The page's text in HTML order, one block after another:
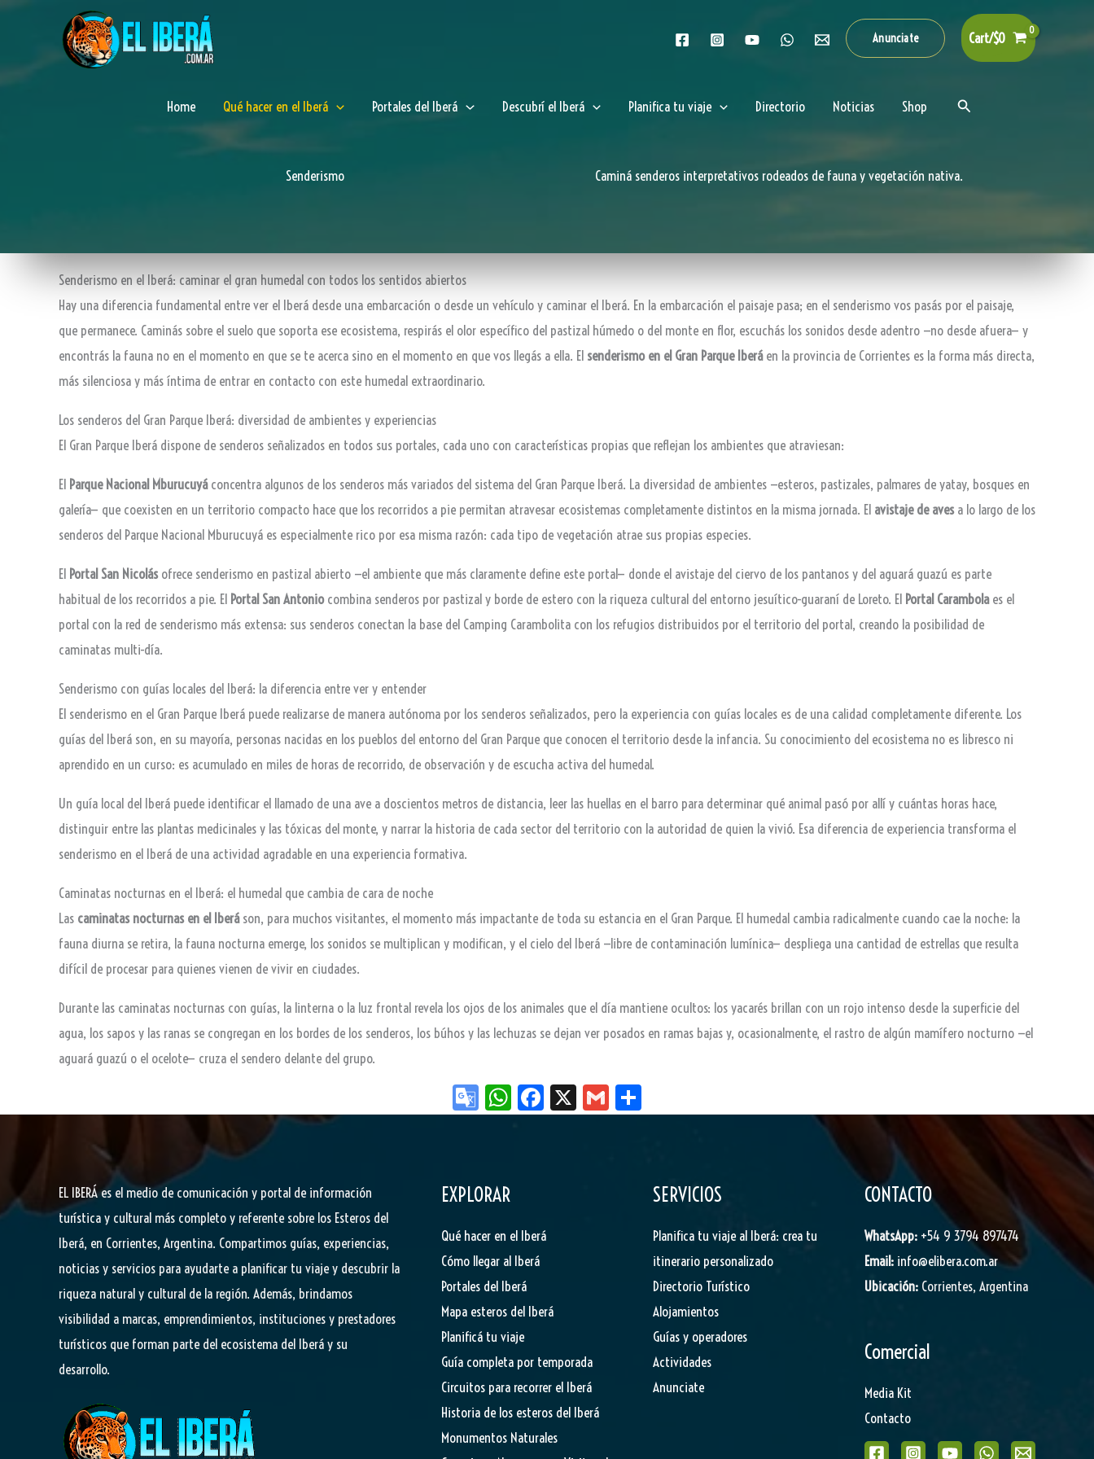
Ir
Anunciate Cart/$0
Home Qué hacer en el Iberá Portales del Iberá Descubrí el Iberá Planifica tu viaje Directorio Noticias Shop Buscar
Senderismo Caminá senderos interpretativos rodeados de fauna y vegetación nativa.
Senderismo en el Iberá: caminar el gran humedal con todos los sentidos abiertos
Hay una diferencia fundamental entre ver el Iberá desde una embarcación o desde un vehículo y caminar el Iberá. En la embarcación el paisaje pasa; en el senderismo vos pasás por el paisaje,
que permanece. Caminás sobre el suelo que soporta ese ecosistema, respirás el olor específico del pastizal húmedo o del monte en flor, escuchás los sonidos desde adentro —no desde afuera— y
encontrás la fauna no en el momento en que se te acerca sino en el momento en que vos llegás a ella. El senderismo en el Gran Parque Iberáen la provincia de Corrientes es la forma más directa,
más silenciosa y más íntima de entrar en contacto con este humedal extraordinario.
Los senderos del Gran Parque Iberá: diversidad de ambientes y experiencias
El Gran Parque Iberá dispone de senderos señalizados en todos sus portales, cada uno con características propias que reflejan los ambientes que atraviesan:
El Parque Nacional Mburucuyáconcentra algunos de los senderos más variados del sistema del Gran Parque Iberá. La diversidad de ambientes —esteros, pastizales, palmares de yatay, bosques en
galería— que coexisten en un territorio compacto hace que los recorridos a pie permitan atravesar ecosistemas completamente distintos en la misma jornada. El avistaje de avesa lo largo de los
senderos del Parque Nacional Mburucuyá es especialmente rico por esa misma razón: cada tipo de vegetación atrae sus propias especies.
El Portal San Nicolásofrece senderismo en pastizal abierto —el ambiente que más claramente define este portal— donde el avistaje del ciervo de los pantanos y del aguará guazú es parte
habitual de los recorridos a pie. El Portal San Antoniocombina senderos por pastizal y borde de estero con la riqueza cultural del entorno jesuítico-guaraní de Loreto. El Portal Carambolaes el
portal con la red de senderismo más extensa: sus senderos conectan la base del Camping Carambolita con los refugios distribuidos por el territorio del portal, creando la posibilidad de
caminatas multi-día.
Senderismo con guías locales del Iberá: la diferencia entre ver y entender
El senderismo en el Gran Parque Iberá puede realizarse de manera autónoma por los senderos señalizados, pero la experiencia con guías locales es de una calidad completamente diferente. Los
guías del Iberá son, en su mayoría, personas nacidas en los pueblos del entorno del Gran Parque que conocen el territorio desde la infancia. Su conocimiento del ecosistema no es libresco ni
aprendido en un curso: es acumulado en miles de horas de recorrido, de observación y de escucha activa del humedal.
Un guía local del Iberá puede identificar el llamado de una ave a doscientos metros de distancia, leer las huellas en el barro para determinar qué animal pasó por allí y cuántas horas hace,
distinguir entre las plantas medicinales y las tóxicas del monte, y narrar la historia de cada sector del territorio con la autoridad de quien la vivió. Esa diferencia de experiencia transforma el
senderismo en el Iberá de una actividad agradable en una experiencia formativa.
Caminatas nocturnas en el Iberá: el humedal que cambia de cara de noche
Las caminatas nocturnas en el Iberáson, para muchos visitantes, el momento más impactante de toda su estancia en el Gran Parque. El humedal cambia radicalmente cuando cae la noche: la
fauna diurna se retira, la fauna nocturna emerge, los sonidos se multiplican y modifican, y el cielo del Iberá —libre de contaminación lumínica— despliega una cantidad de estrellas que resulta
difícil de procesar para quienes vienen de vivir en ciudades.
Durante las caminatas nocturnas con guías, la linterna o la luz frontal revela los ojos de los animales que el día mantiene ocultos: los yacarés brillan con un rojo intenso desde la superficie del
agua, los sapos y las ranas se congregan en los bordes de los senderos, los búhos y las lechuzas se dejan ver posados en ramas bajas y, ocasionalmente, el rastro de algún mamífero nocturno —el
aguará guazú o el ocelote— cruza el sendero delante del grupo.
Go
og
an
sla
te
W
ha
Fa
ce
X
G
m ar
EL IBERÁes el medio de comunicación y portal de información
turística y cultural más completo y referente sobre los Esteros del
Iberá, en Corrientes, Argentina. Compartimos guías, experiencias,
noticias y servicios para ayudarte a planificar tu viaje y descubrir la
riqueza natural y cultural de la región. Además, brindamos
visibilidad a marcas, emprendimientos, instituciones y prestadores
turísticos que forman parte del ecosistema del Iberá y su
desarrollo.
EXPLORAR
Qué hacer en el Iberá
Cómo llegar al Iberá
Portales del Iberá
Mapa esteros del Iberá
Planificá tu viaje
Guía completa por temporada
Circuitos para recorrer el Iberá
Historia de los esteros del Iberá
Monumentos Naturales
SERVICIOS
Planifica tu viaje al Iberá: crea tu
itinerario personalizado
Directorio Turístico
Alojamientos
Guías y operadores
Actividades
Anunciate
CONTACTO
WhatsApp: +54 9 3794 897474
Email: info@elibera.com.ar
Ubicación: Corrientes, Argentina
Comercial
Media Kit
Contacto